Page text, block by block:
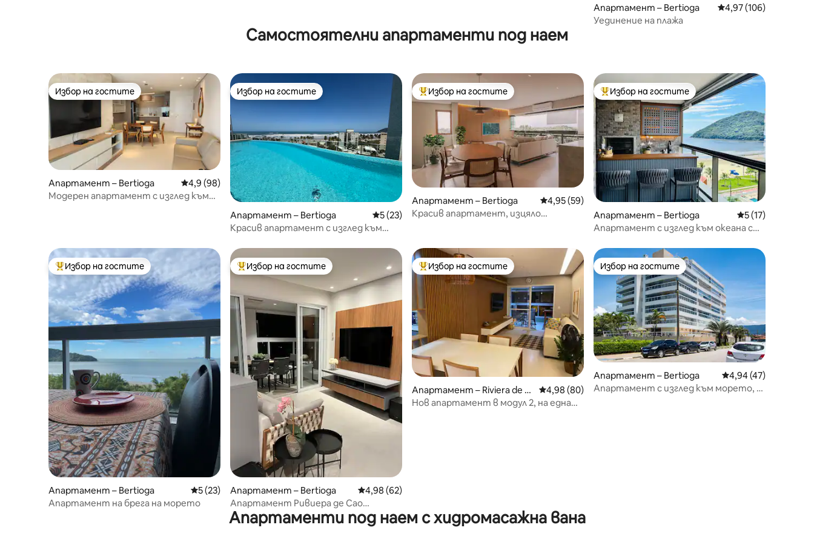
Апартамент – Bertioga Средна оценка: 4,97
4,97 (106)
Уединение на плажа
Самостоятелни апартаменти под наем
Избор на гостите
Избор на гостите
Апартамент – Bertioga Средна оценка: 4,9 от 5, 98 отзива
4,9 (98)
Модерен апартамент с изглед към
Избор на гостите
Избор на гостите
Апартамент – Bertioga Средна оценка: 5 от 5, 23 отзива
5 (23)
Красив апартамент с изглед към
Най-популярен избор на гостите
Избор на гостите
Апартамент – Bertioga Средна оценка: 4,95 от 5, 59 отзива
4,95 (59)
Красив апартамент, изцяло
Най-популярен избор на гостите
Избор на гостите
Апартамент – Bertioga Средна оценка:
5 (17)
Апартамент с изглед към океана с
Най-популярен избор на гостите
Избор на гостите
Апартамент – Bertioga Средна оценка: 5 от 5, 23 отзива
5 (23)
Апартамент на брега на морето
Най-популярен избор на гостите
Избор на гостите
Апартамент – Bertioga Средна оценка: 4,98 от 5, 62 отзива
4,98 (62)
Апартамент Ривиера де Сао
Лоренсо 801/50 метра до морето
Най-популярен избор на гостите
Избор на гостите
Апартамент – Riviera de Sã
o Lourenço
Средна оценка: 4,98 от 5, 80 отзива
4,98 (80)
Нов апартамент в модул 2, на една
Избор на гостите
Избор на гостите
Апартамент – Bertioga Средна оценка:
4,94 (47)
Апартамент с изглед към морето, 2
Апартаменти под наем с хидромасажна вана